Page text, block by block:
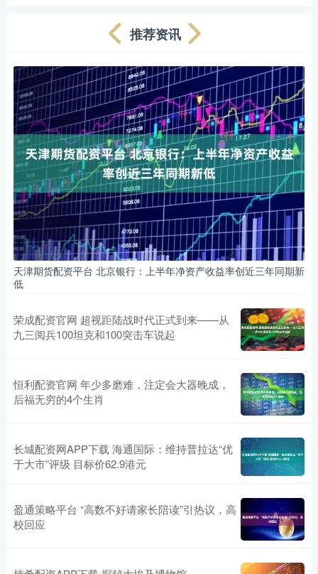
推荐资讯
天津期货配资平台 北京银行：上半年净资产收益率创近三年同期新
低
荣成配资官网 超视距陆战时代正式到来——从
九三阅兵100坦克和100突击车说起
恒利配资官网 年少多磨难，注定会大器晚成，
后福无穷的4个生肖
长城配资网APP下载 海通国际：维持普拉达“优
于大市”评级 目标价62.9港元
盈通策略平台 “高数不好请家长陪读”引热议，高
校回应